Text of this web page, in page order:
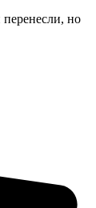
перенесли, но